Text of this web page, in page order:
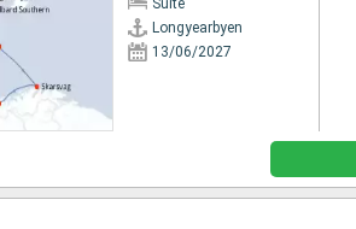
Suite
Longyearbyen
13/06/2027